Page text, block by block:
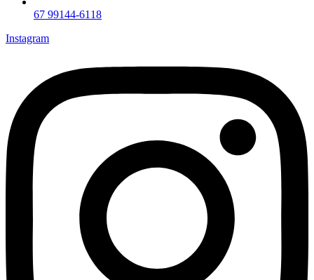
67 99144-6118
Instagram